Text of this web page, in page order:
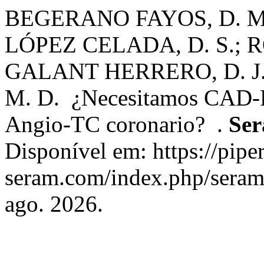
BEGERANO FAYOS, D.
LÓPEZ CELADA, D. S.;
GALANT HERRERO, D.
M. D. ¿Necesitamos
Angio-TC coronario? .
Disponível em: https://
seram.com/index.php/
ago. 2026.